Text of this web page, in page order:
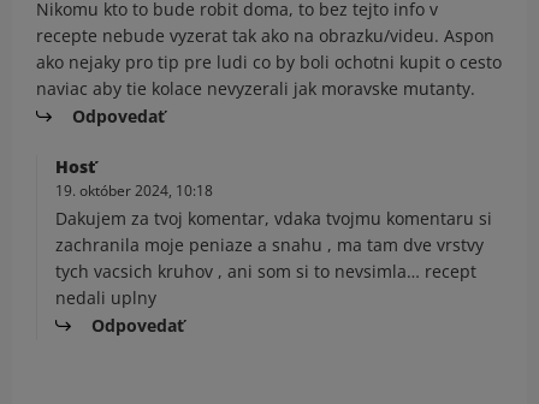
Nikomu kto to bude robit doma, to bez tejto info v
recepte nebude vyzerat tak ako na obrazku/videu. Aspon
ako nejaky pro tip pre ludi co by boli ochotni kupit o cesto
naviac aby tie kolace nevyzerali jak moravske mutanty.
Odpovedať
Hosť
19. október 2024, 10:18
Dakujem za tvoj komentar, vdaka tvojmu komentaru si
zachranila moje peniaze a snahu , ma tam dve vrstvy
tych vacsich kruhov , ani som si to nevsimla… recept
nedali uplny
Odpovedať